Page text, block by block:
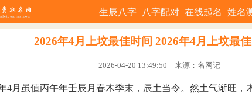
生辰八字 八字配对 在线起名 姓名
2026年4月上坟最佳时间 2026年4月上坟最
2026-04-20 13:49:50 来源：名网记
4月虽值丙午年壬辰月春木季末，辰土当令。然土气渐旺，